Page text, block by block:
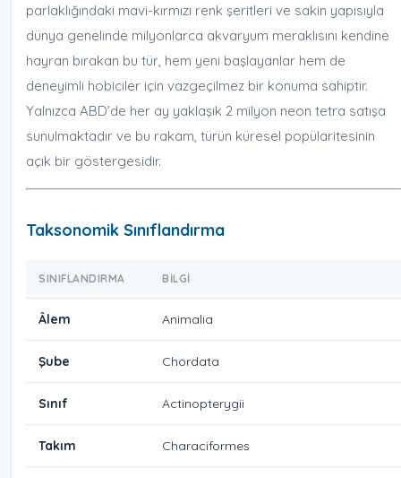
parlaklığındaki mavi-kırmızı renk şeritleri ve sakin yapısıyla
dünya genelinde milyonlarca akvaryum meraklısını kendine
hayran bırakan bu tür, hem yeni başlayanlar hem de
deneyimli hobiciler için vazgeçilmez bir konuma sahiptir.
Yalnızca ABD’de her ay yaklaşık 2 milyon neon tetra satışa
sunulmaktadır ve bu rakam, türün küresel popülaritesinin
açık bir göstergesidir.
Taksonomik Sınıflandırma
SINIFLANDIRMA BILGI
Âlem Animalia
Şube Chordata
Sınıf Actinopterygii
Takım Characiformes